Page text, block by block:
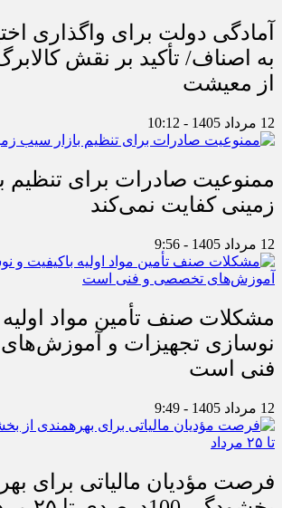
آمادگی دولت برای واگذاری
به اصناف/ تأکید بر نقش
از معیشت
12 مرداد 1405 - 10:12
ممنوعیت صادرات برای تنظیم
زمینی کفایت نمی‌کند
12 مرداد 1405 - 9:56
مشکلات صنف تأمین مواد اولیه
نوسازی تجهیزات و
فنی است
12 مرداد 1405 - 9:49